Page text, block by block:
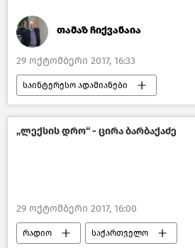
თამაზ ჩიქვანაია
29 ოქტომბერი 2017, 16:33
საინტერესო ადამიანები
წასაკითხი ამბები საქართველო
„ლექსის დრო“ - ცირა ბარბაქაძე
29 ოქტომბერი 2017, 16:00
რადიო საქართველო